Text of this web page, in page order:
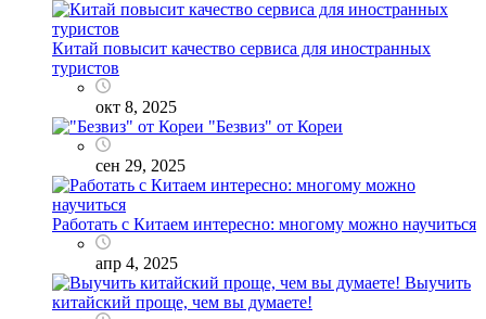
Китай повысит качество сервиса для иностранных
туристов
окт 8, 2025
"Безвиз" от Кореи
сен 29, 2025
Работать с Китаем интересно: многому можно научиться
апр 4, 2025
Выучить
китайский проще, чем вы думаете!